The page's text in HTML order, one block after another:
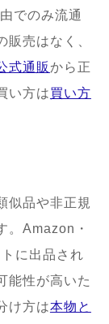
でのみ流通
売はなく、
式通販から正
い方は買い方
似品や非正規
。Amazon・
に出品され
能性が高いた
け方は本物と